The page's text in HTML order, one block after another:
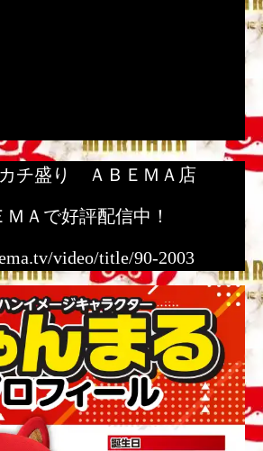
チ盛り ＡＢＥＭＡ店
ＭＡで好評配信中！
video/title/90-2003